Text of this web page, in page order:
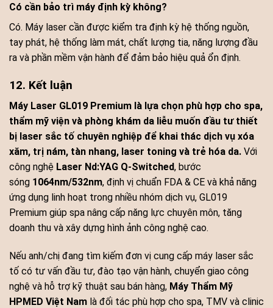
Có cần bảo trì máy định kỳ không?
Có. Máy laser cần được kiểm tra định kỳ hệ thống nguồn,
tay phát, hệ thống làm mát, chất lượng tia, năng lượng đầu
ra và phần mềm vận hành để đảm bảo hiệu quả ổn định.
12. Kết luận
Máy Laser GL019 Premium là lựa chọn phù hợp cho spa,
thẩm mỹ viện và phòng khám da liễu muốn đầu tư thiết
bị laser sắc tố chuyên nghiệp để khai thác dịch vụ xóa
xăm, trị nám, tàn nhang, laser toning và trẻ hóa da. Với
công nghệ Laser Nd:YAG Q-Switched, bước
sóng 1064nm/532nm, định vị chuẩn FDA & CE và khả năng
ứng dụng linh hoạt trong nhiều nhóm dịch vụ, GL019
Premium giúp spa nâng cấp năng lực chuyên môn, tăng
doanh thu và xây dựng hình ảnh công nghệ cao.
Nếu anh/chị đang tìm kiếm đơn vị cung cấp máy laser sắc
tố có tư vấn đầu tư, đào tạo vận hành, chuyển giao công
nghệ và hỗ trợ kỹ thuật sau bán hàng, Máy Thẩm Mỹ
HPMED Việt Nam là đối tác phù hợp cho spa, TMV và clinic